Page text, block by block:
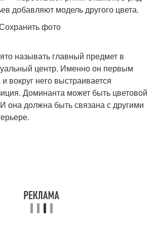
добавляют модель другого цвета.
фото
называть главный предмет в
центр. Именно он первым
вокруг него выстраивается
Доминанта может быть цветовой
она должна быть связана с другими